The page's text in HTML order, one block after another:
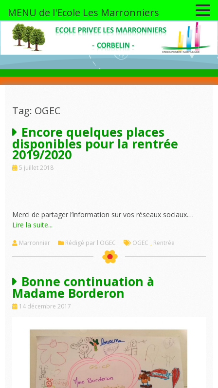
content
Tag: OGEC
Encore quelques places
disponibles pour la rentrée
2019/2020
5 juillet 2018
Merci de partager l’information sur vos réseaux sociaux.…
Lire la suite...
Marronnier Rédigé par l'OGEC OGEC , Rentrée
Bonne continuation à
Madame Borderon
14 décembre 2017
MENU de l'Ecole Les Marronniers